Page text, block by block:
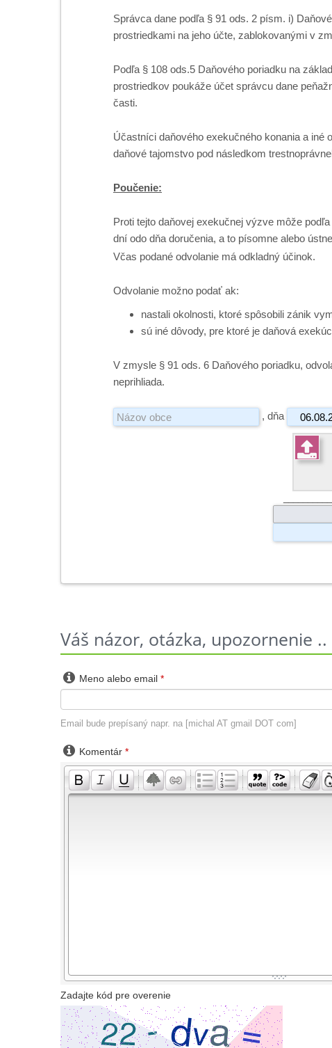
Správca dane podľa § 91 ods. 2 písm. i)
prostriedkami na jeho účte, zablokovanými v
Podľa § 108 ods.5 Daňového poriadku na
prostriedkov poukáže účet správcu dane
časti.
Účastníci daňového exekučného konania a
daňové tajomstvo pod následkom
Poučenie:
Proti tejto daňovej exekučnej výzve môže
dní odo dňa doručenia, a to písomne alebo
Včas podané odvolanie má odkladný účinok.
Odvolanie možno podať ak:
nastali okolnosti, ktoré spôsobili zánik
sú iné dôvody, pre ktoré je daňová
V zmysle § 91 ods. 6 Daňového poriadku,
neprihliada.
, dňa

Váš názor, otázka, upozornenie ..
 Meno alebo email *
Email bude prepísaný napr. na [michal AT gmail DOT com]
 Komentár *
-
-
-
-
-
-
-
-
Zadajte kód pre overenie